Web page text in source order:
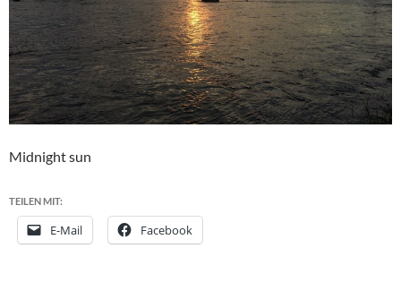
Midnight sun
TEILEN MIT:
E-Mail Facebook